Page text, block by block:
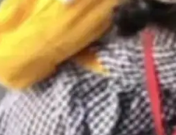
测的Testin XAge
代表产品。对CI
测试正在从效率
。 CIO面对的新
单上多了两项：
安全地从PoC走
得上AI应用...
尤其是和类型
件事：这不是类
的思维方式。 文
个网站的深色主题
段来表示——bool
的默认模式、浅
量无意义的组
null 了。要知道
平台 Clou
目 Cloudflare O
觉得这是又一
每个大厂都在
Varda 在 Twitte
发布了 Cloudfla
器人，跟其他所
托管的分
推出了最新开源项
运行 Cloudflare